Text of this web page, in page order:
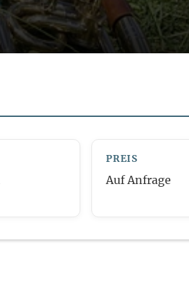
PREIS
Auf Anfrage